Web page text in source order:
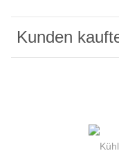
Kunden